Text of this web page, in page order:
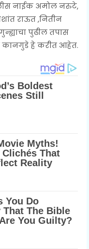
नाईक अमोल नरुटे,
राऊत ,नितीन
पुढील तपास
कानगुडे हे करीत आहेत.